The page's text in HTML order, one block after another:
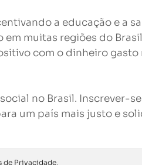
a educação e a
muitas regiões do
com o dinheiro gasto
no Brasil. Inscrever-
um país mais justo e
de Privacidade.